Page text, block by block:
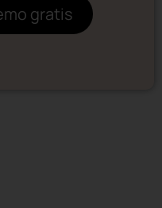
gratis